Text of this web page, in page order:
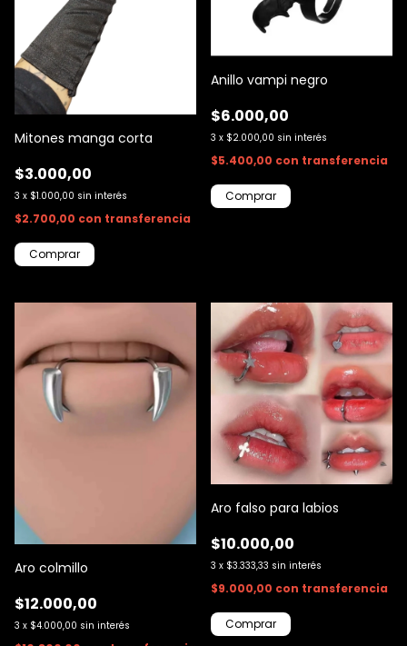
Mitones manga corta
$3.000,00
3 x $1.000,00 sin interés
$2.700,00 con transferencia
Anillo vampi negro
$6.000,00
3 x $2.000,00 sin interés
$5.400,00 con transferencia
Aro colmillo
$12.000,00
3 x $4.000,00 sin interés
Aro falso para labios
$10.000,00
3 x $3.333,33 sin interés
$9.000,00 con transferencia